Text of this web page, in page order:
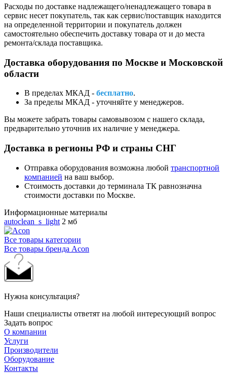
Расходы по доставке надлежащего/ненадлежащего товара в
сервис несет покупатель, так как сервис/поставщик находится
на определенной территории и покупатель должен
самостоятельно обеспечить доставку товара от и до места
ремонта/склада поставщика.
Доставка оборудования по Москве и Московской
области
В пределах МКАД - бесплатно.
За пределы МКАД - уточняйте у менеджеров.
Вы можете забрать товары самовывозом с нашего склада,
предварительно уточнив их наличие у менеджера.
Доставка в регионы РФ и страны СНГ
Отправка оборудования возможна любой транспортной
компанией на ваш выбор.
Стоимость доставки до терминала ТК равнозначна
стоимости доставки по Москве.
Информационные материалы
autoclean_s_light 2 мб
Все товары категории
Все товары бренда Acon
Нужна консультация?
Наши специалисты ответят на любой интересующий вопрос
Задать вопрос
О компании
Услуги
Производители
Оборудование
Контакты